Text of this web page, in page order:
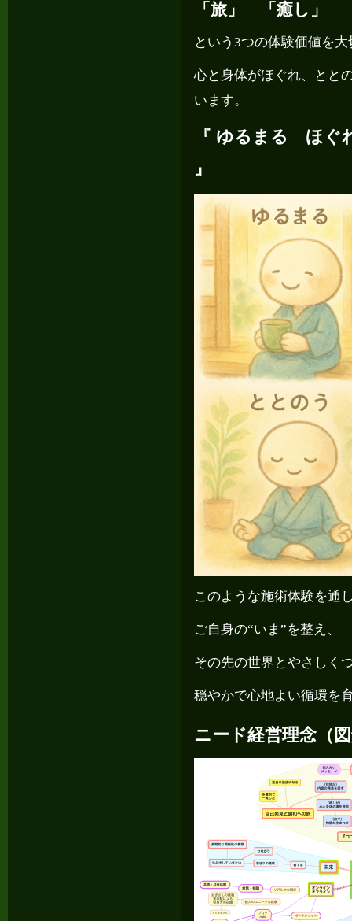
「旅」 「癒し」
という3つの体験価値を
心と身体がほぐれ、とと
います。
『 ゆるまる ほ
』
このような施術体験を通
ご自身の“いま”を整え、
その先の世界とやさしく
穏やかで心地よい循環を
ニード経営理念（